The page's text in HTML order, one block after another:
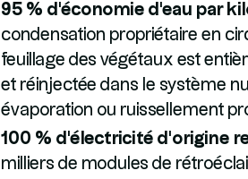
95 % d'économie d'eau par
condensation propriétaire en
feuillage des végétaux est
et réinjectée dans le système
évaporation ou ruissellement
100 % d'électricité d'origine
milliers de modules de